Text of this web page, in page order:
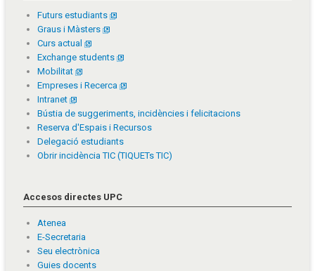
Futurs estudiants
Graus i Màsters
Curs actual
Exchange students
Mobilitat
Empreses i Recerca
Intranet
Bústia de suggeriments, incidències i felicitacions
Reserva d'Espais i Recursos
Delegació estudiants
Obrir incidència TIC (TIQUETs TIC)
Accesos directes UPC
Atenea
E-Secretaria
Seu electrònica
Guies docents